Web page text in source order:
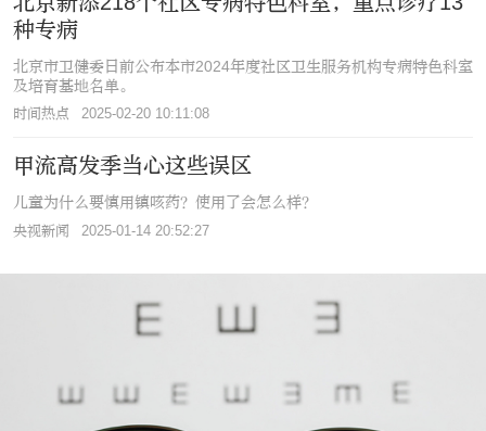
种专病
北京市卫健委日前公布本市2024年度社区卫生服务机构专病特色科室
及培育基地名单。
时间热点 2025-02-20 10:11:08
甲流高发季当心这些误区
儿童为什么要慎用镇咳药？使用了会怎么样？
央视新闻 2025-01-14 20:52:27
北京市医院预约
阅读全文